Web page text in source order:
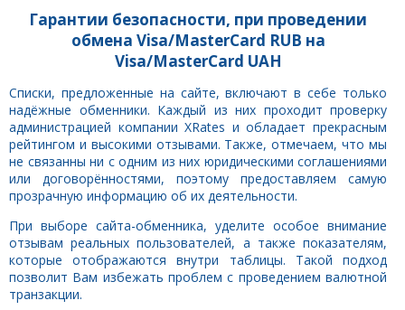
Гарантии безопасности, при проведении
обмена Visa/MasterCard RUB на
Visa/MasterCard UAH
Списки, предложенные на сайте, включают в себе только
надёжные обменники. Каждый из них проходит проверку
администрацией компании XRates и обладает прекрасным
рейтингом и высокими отзывами. Также, отмечаем, что мы
не связанны ни с одним из них юридическими соглашениями
или договорённостями, поэтому предоставляем самую
прозрачную информацию об их деятельности.
При выборе сайта-обменника, уделите особое внимание
отзывам реальных пользователей, а также показателям,
которые отображаются внутри таблицы. Такой подход
позволит Вам избежать проблем с проведением валютной
транзакции.